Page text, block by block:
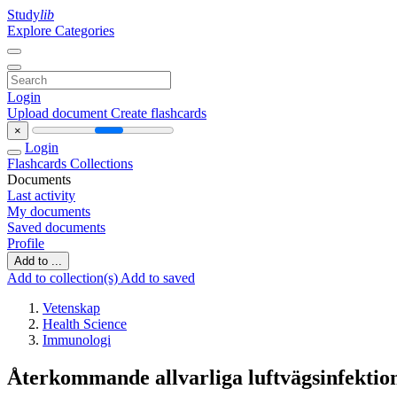
Studylib
Explore Categories
Login
Upload document Create flashcards
×
Login
Flashcards Collections
Documents
Last activity
My documents
Saved documents
Profile
Add to ...
Add to collection(s) Add to saved
Vetenskap
Health Science
Immunologi
Återkommande allvarliga